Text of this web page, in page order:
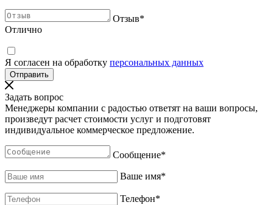
Отзыв*
Отлично
Я согласен на обработку персональных данных
Задать вопрос
Менеджеры компании с радостью ответят на ваши вопросы,
произведут расчет стоимости услуг и подготовят
индивидуальное коммерческое предложение.
Сообщение*
Ваше имя*
Телефон*